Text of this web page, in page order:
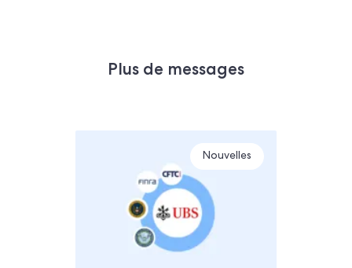
Plus de messages
Nouvelles